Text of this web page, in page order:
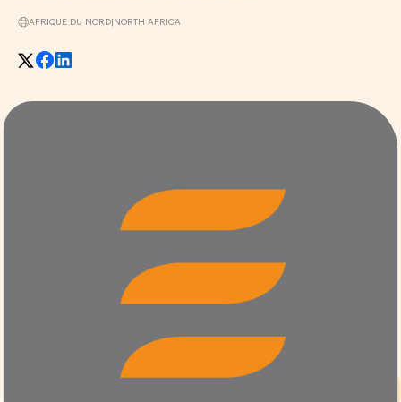
AFRIQUE DU NORD NORTH AFRICA